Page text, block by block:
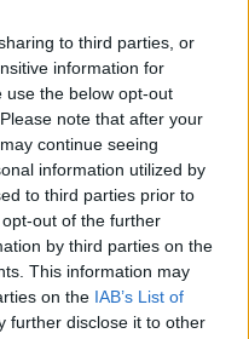
to third parties, or
information for
use the below opt-out
note that after your
continue seeing
information utilized by
to third parties prior to
out of the further
by third parties on the
This information may
on the IAB’s List of
further disclose it to other
szakasz indult be a
az 5. blokk új
felülvizsgálat